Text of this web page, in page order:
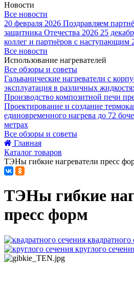
Новости
Все новости
20 февраля 2026 Поздравляем
защитника Отечества 2026 25
коллег и партнёров с наступающим
Все новости
Использование нагревателей
Все обзоры и советы
Гальванические нагреватели с
эксплуатация в различных
Производство композитной печи
Проектирование и создание
единовременного нагрева до 72
метрах
Все обзоры и советы
Главная
Каталог товаров
ТЭНы гибкие нагреватели пресс
ТЭНы гибкие
пресс форм
квадратного
круглого